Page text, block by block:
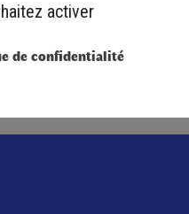
activer
de confidentialité